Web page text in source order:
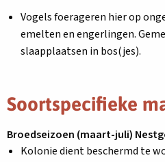
Vogels foerageren hier op
emelten en engerlingen.
slaapplaatsen in bos(jes).
Soortspecifieke
Broedseizoen (maart-juli)
Kolonie dient beschermd te